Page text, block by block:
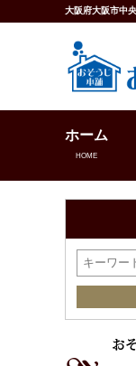
大阪府大阪市中
ホーム
HOME